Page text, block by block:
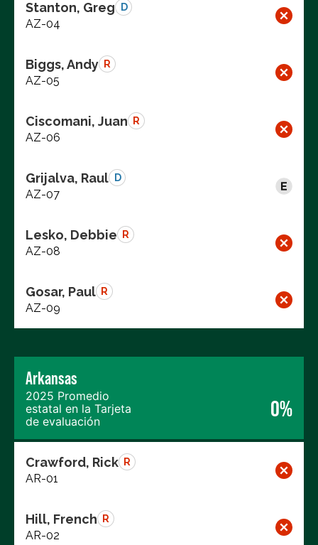
Stanton, Greg D
AZ-04
Biggs, Andy R
AZ-05
Ciscomani, Juan R
AZ-06
Grijalva, Raul D
AZ-07
Lesko, Debbie R
AZ-08
Gosar, Paul R
AZ-09
Arkansas
2025 Promedio
estatal en la Tarjeta
de evaluación
0%
Crawford, Rick R
AR-01
Hill, French R
AR-02